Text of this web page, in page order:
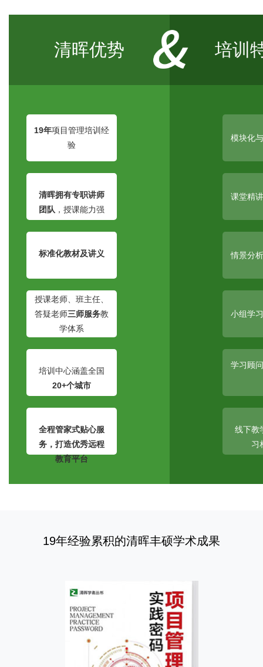
清晖优势
19年项目管理培训经
验
清晖拥有专职讲师
团队 ，授课能力强
标准化教材及讲义
授课老师、班主任、
答疑老师三师服务教
学体系
培训中心涵盖全国
20+个城市
全程管家式贴心服
务，打造优秀远程
教育平台
培训
模块化
课堂精
情景分
小组学
学习顾
线下教
习
19年经验累积的清晖丰硕学术成果